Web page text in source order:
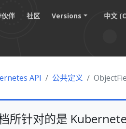
伴 社区 Versions 中文
API 公共定义
所针对的是